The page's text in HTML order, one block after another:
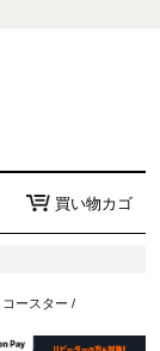
買い物カゴ
コースター /